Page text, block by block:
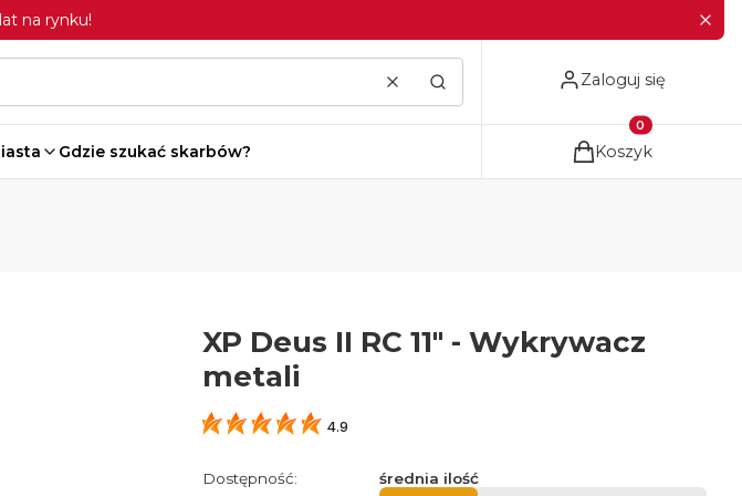
na rynku!
WyczyśćSzukaj
Zaloguj się
Gdzie szukać skarbów?
Produkty w
Koszyk
XP Deus II RC 11" - Wykrywacz
metali
4.9
Dostępność: średnia ilość